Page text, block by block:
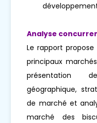
Analyse
Le rapport
principaux
présentation
géographique,
de marché et
marché des